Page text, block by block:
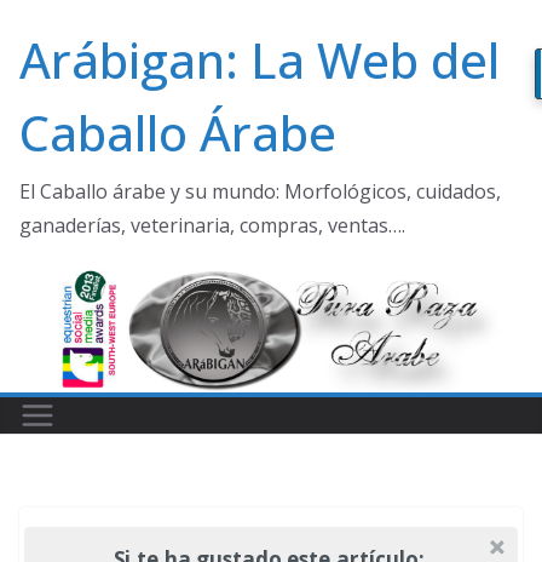
contenido
Arábigan: La Web del
Caballo Árabe
El Caballo árabe y su mundo: Morfológicos, cuidados,
ganaderías, veterinaria, compras, ventas….